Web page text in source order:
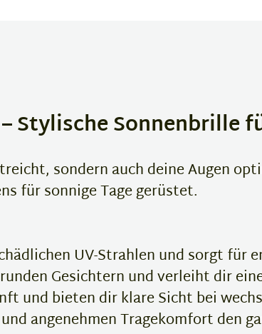
Stylische Sonnenbrille
sondern auch deine Augen
für sonnige Tage gerüstet.
UV-Strahlen und sorgt für
Gesichtern und verleiht dir
und bieten dir klare Sicht bei
angenehmen Tragekomfort den